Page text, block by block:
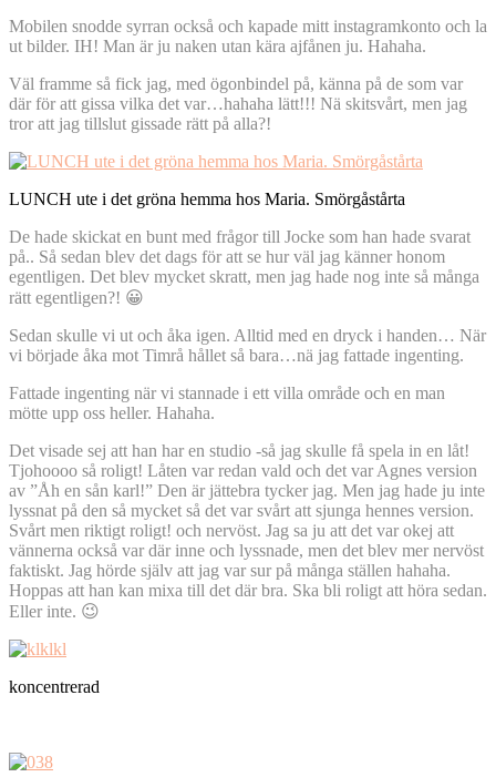
Mobilen snodde syrran också och kapade mitt instagramkonto och la
ut bilder. IH! Man är ju naken utan kära ajfånen ju. Hahaha.
Väl framme så fick jag, med ögonbindel på, känna på de som var
där för att gissa vilka det var…hahaha lätt!!! Nä skitsvårt, men jag
tror att jag tillslut gissade rätt på alla?!
LUNCH ute i det gröna hemma hos Maria. Smörgåstårta
De hade skickat en bunt med frågor till Jocke som han hade svarat
på.. Så sedan blev det dags för att se hur väl jag känner honom
egentligen. Det blev mycket skratt, men jag hade nog inte så många
rätt egentligen?! 😀
Sedan skulle vi ut och åka igen. Alltid med en dryck i handen… När
vi började åka mot Timrå hållet så bara…nä jag fattade ingenting.
Fattade ingenting när vi stannade i ett villa område och en man
mötte upp oss heller. Hahaha.
Det visade sej att han har en studio -så jag skulle få spela in en låt!
Tjohoooo så roligt! Låten var redan vald och det var Agnes version
av ”Åh en sån karl!” Den är jättebra tycker jag. Men jag hade ju inte
lyssnat på den så mycket så det var svårt att sjunga hennes version.
Svårt men riktigt roligt! och nervöst. Jag sa ju att det var okej att
vännerna också var där inne och lyssnade, men det blev mer nervöst
faktiskt. Jag hörde själv att jag var sur på många ställen hahaha.
Hoppas att han kan mixa till det där bra. Ska bli roligt att höra sedan.
Eller inte. 😉
koncentrerad